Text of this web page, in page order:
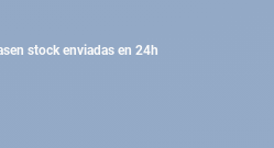
en stock enviadas en 24h